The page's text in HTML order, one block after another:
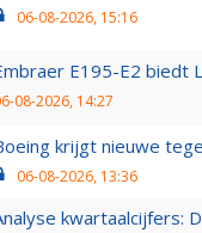
06-08-2026, 15:16
E195-E2 biedt
08-2026, 14:27
krijgt nieuwe
06-08-2026, 13:36
kwartaalcijfers: